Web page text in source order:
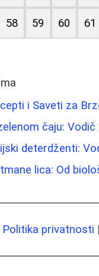
58 59 60 61
i Saveti za
čaju:
deterdženti:
lica: Od
Politika privatnosti |